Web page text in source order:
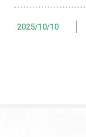
2025/10/10